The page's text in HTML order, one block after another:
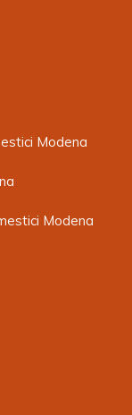
Modena
Modena